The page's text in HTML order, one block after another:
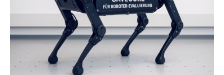
sind voneinander getrennt und die Datenübertragung
bremst komplexe Anwendungen aus. Da KI-Modelle
immer größer werden und riesige Datenmengen
verarbeiten müssen, steigt der Bedarf an neuen
Rechenarchitekturen. Neben Quantencomputern
rücken dabei insbesondere…